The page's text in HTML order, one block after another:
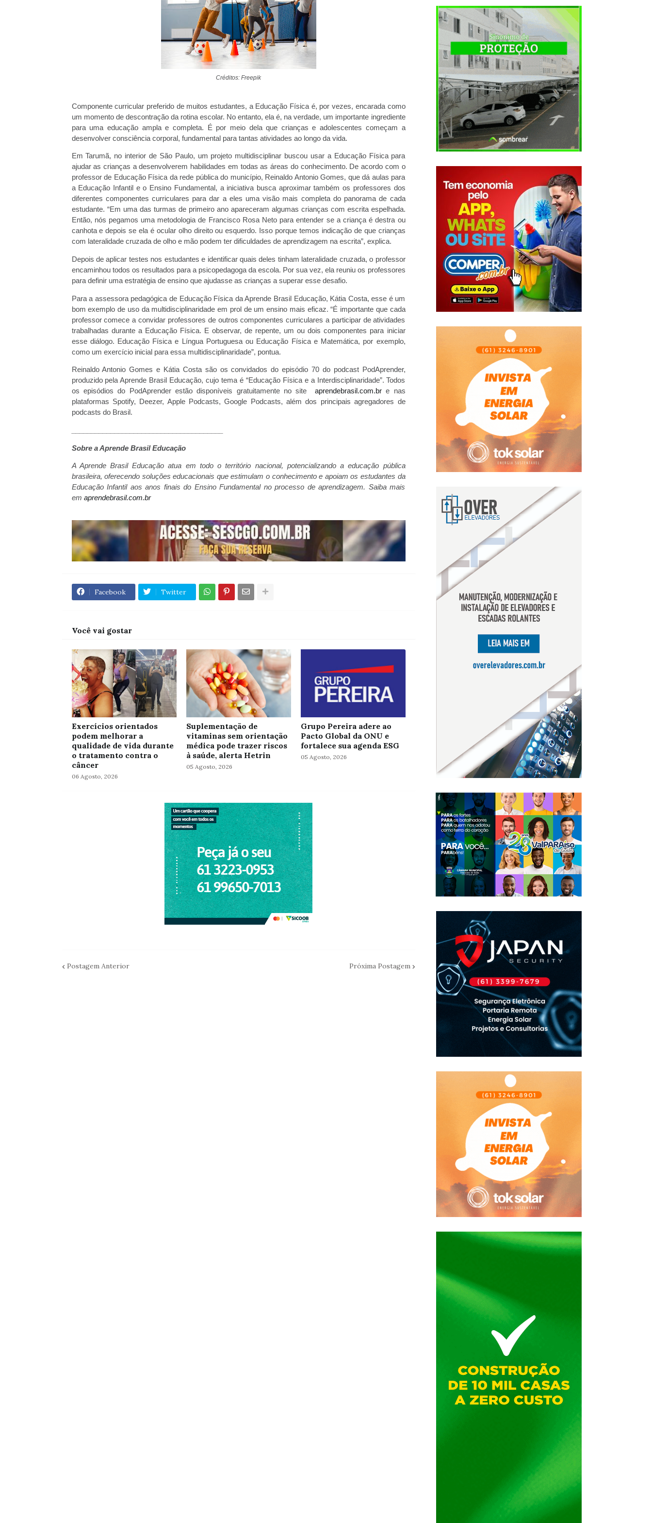
Créditos: Freepik
Componente curricular preferido de muitos estudantes, a Educação Física é, por vezes, encarada como
um momento de descontração da rotina escolar. No entanto, ela é, na verdade, um importante ingrediente
para uma educação ampla e completa. É por meio dela que crianças e adolescentes começam a
desenvolver consciência corporal, fundamental para tantas atividades ao longo da vida.
Em Tarumã, no interior de São Paulo, um projeto multidisciplinar buscou usar a Educação Física para
ajudar as crianças a desenvolverem habilidades em todas as áreas do conhecimento. De acordo com o
professor de Educação Física da rede pública do município, Reinaldo Antonio Gomes, que dá aulas para
a Educação Infantil e o Ensino Fundamental, a iniciativa busca aproximar também os professores dos
diferentes componentes curriculares para dar a eles uma visão mais completa do panorama de cada
estudante. “Em uma das turmas de primeiro ano apareceram algumas crianças com escrita espelhada.
Então, nós pegamos uma metodologia de Francisco Rosa Neto para entender se a criança é destra ou
canhota e depois se ela é ocular olho direito ou esquerdo. Isso porque temos indicação de que crianças
com lateralidade cruzada de olho e mão podem ter dificuldades de aprendizagem na escrita”, explica.
Depois de aplicar testes nos estudantes e identificar quais deles tinham lateralidade cruzada, o professor
encaminhou todos os resultados para a psicopedagoga da escola. Por sua vez, ela reuniu os professores
para definir uma estratégia de ensino que ajudasse as crianças a superar esse desafio.
Para a assessora pedagógica de Educação Física da Aprende Brasil Educação, Kátia Costa, esse é um
bom exemplo de uso da multidisciplinaridade em prol de um ensino mais eficaz. “É importante que cada
professor comece a convidar professores de outros componentes curriculares a participar de atividades
trabalhadas durante a Educação Física. E observar, de repente, um ou dois componentes para iniciar
esse diálogo. Educação Física e Língua Portuguesa ou Educação Física e Matemática, por exemplo,
como um exercício inicial para essa multidisciplinaridade”, pontua.
Reinaldo Antonio Gomes e Kátia Costa são os convidados do episódio 70 do podcast PodAprender,
produzido pela Aprende Brasil Educação, cujo tema é “Educação Física e a Interdisciplinaridade”. Todos
os episódios do PodAprender estão disponíveis gratuitamente no site
aprendebrasil.com.bre nas
plataformas Spotify, Deezer, Apple Podcasts, Google Podcasts, além dos principais agregadores de
podcasts do Brasil.
Sobre a Aprende Brasil Educação
A Aprende Brasil Educação atua em todo o território nacional, potencializando a educação pública
brasileira, oferecendo soluções educacionais que estimulam o conhecimento e apoiam os estudantes da
Educação Infantil aos anos finais do Ensino Fundamental no processo de aprendizagem. Saiba mais
em aprendebrasil.com.br
Facebook Twitter
Você vai gostar
Exercícios orientados
podem melhorar a
qualidade de vida durante
o tratamento contra o
câncer
06 Agosto, 2026
Suplementação de
vitaminas sem orientação
médica pode trazer riscos
à saúde, alerta Hetrin
05 Agosto, 2026
Grupo Pereira adere ao
Pacto Global da ONU e
fortalece sua agenda ESG
05 Agosto, 2026
Postagem Anterior Próxima Postagem